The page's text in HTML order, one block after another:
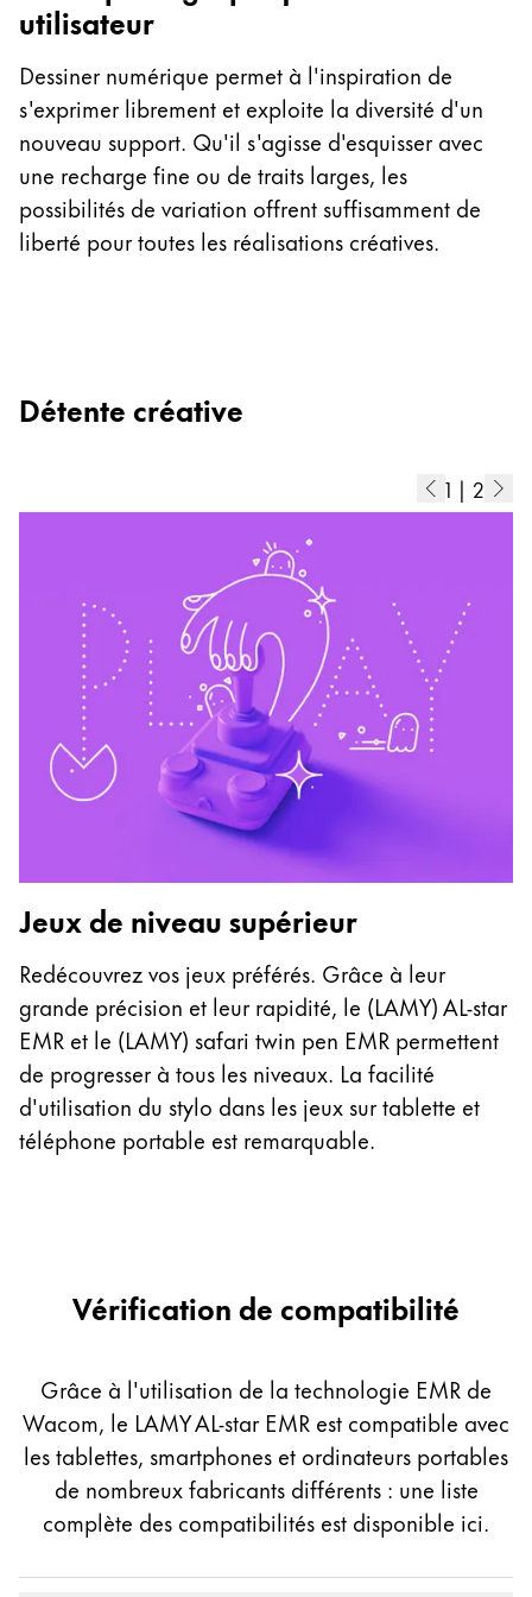
utilisateur
Dessiner numérique permet à l'inspiration de
s'exprimer librement et exploite la diversité d'un
nouveau support. Qu'il s'agisse d'esquisser avec
une recharge fine ou de traits larges, les
possibilités de variation offrent suffisamment de
liberté pour toutes les réalisations créatives.
Détente créative
1 | 2
Jeux de niveau supérieur
Redécouvrez vos jeux préférés. Grâce à leur
grande précision et leur rapidité, le (LAMY) AL-star
EMR et le (LAMY) safari twin pen EMR permettent
de progresser à tous les niveaux. La facilité
d'utilisation du stylo dans les jeux sur tablette et
téléphone portable est remarquable.
Vérification de compatibilité
Grâce à l'utilisation de la technologie EMR de
Wacom, le LAMY AL-star EMR est compatible avec
les tablettes, smartphones et ordinateurs portables
de nombreux fabricants différents : une liste
complète des compatibilités est disponible ici.